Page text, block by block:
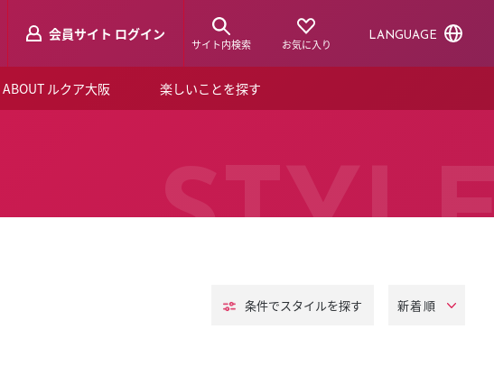
会員サイト ログイン
サイト内検索 お気に入り
LANGUAGE
ABOUT ルクア大阪 楽しいことを探す
ショップニュース
ルクアスタイル
条件でスタイルを探す